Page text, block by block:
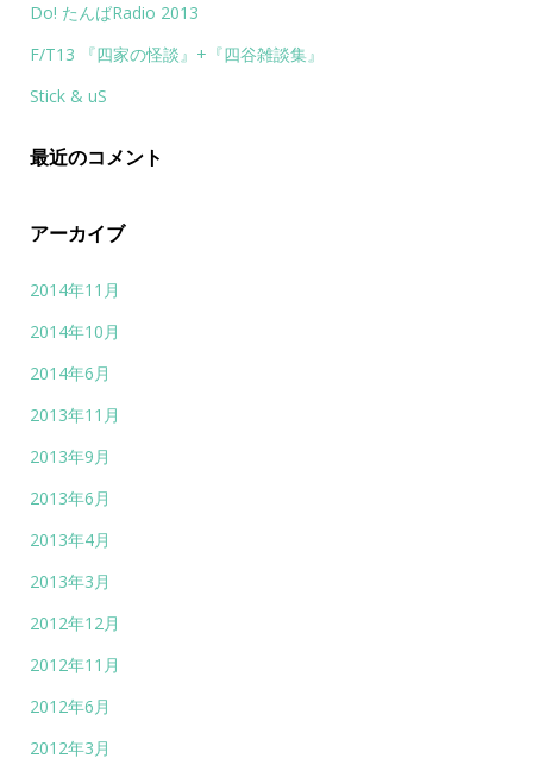
Do! たんばRadio 2013
F/T13 『四家の怪談』+『四谷雑談集』
Stick & uS
最近のコメント
アーカイブ
2014年11月
2014年10月
2014年6月
2013年11月
2013年9月
2013年6月
2013年4月
2013年3月
2012年12月
2012年11月
2012年6月
2012年3月